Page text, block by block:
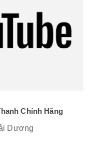
Chính Hãng
Dương